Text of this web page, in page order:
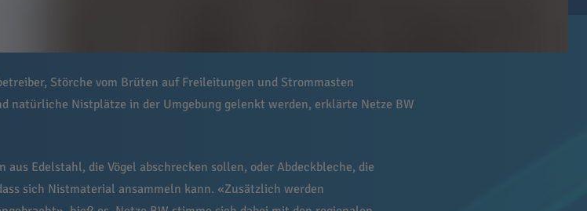
Störche vom Brüten auf Freileitungen und Strommasten
natürliche Nistplätze in der Umgebung gelenkt werden, erklärte Netze BW
Edelstahl, die Vögel abschrecken sollen, oder Abdeckbleche, die
sich Nistmaterial ansammeln kann. «Zusätzlich werden